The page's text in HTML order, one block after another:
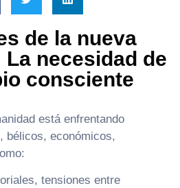
de la nueva
necesidad de
consciente
está enfrentando
bélicos, económicos,
tensiones entre